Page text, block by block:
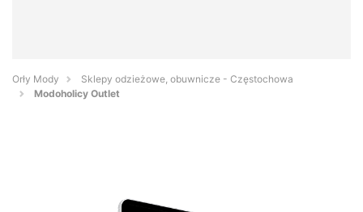
Orły Mody
Sklepy odzieżowe, obuwnicze - Częstochowa
Modoholicy Outlet